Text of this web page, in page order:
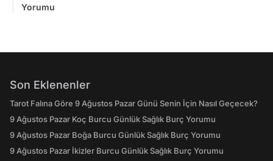
Yorumu
Son Eklenenler
Tarot Falına Göre 9 Ağustos Pazar Günü Senin İçin Nasıl Geçecek?
9 Ağustos Pazar Koç Burcu Günlük Sağlık Burç Yorumu
9 Ağustos Pazar Boğa Burcu Günlük Sağlık Burç Yorumu
9 Ağustos Pazar İkizler Burcu Günlük Sağlık Burç Yorumu